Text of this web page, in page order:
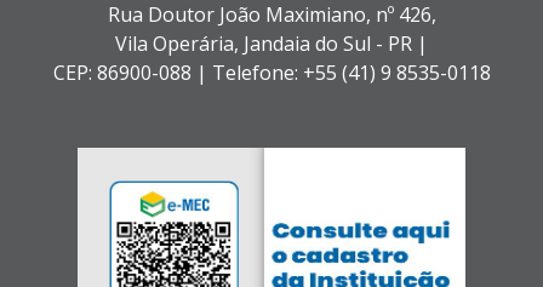
Rua Doutor João Maximiano, nº 426,
Vila Operária, Jandaia do Sul - PR |
CEP: 86900-088 | Telefone: +55 (41) 9 8535-0118